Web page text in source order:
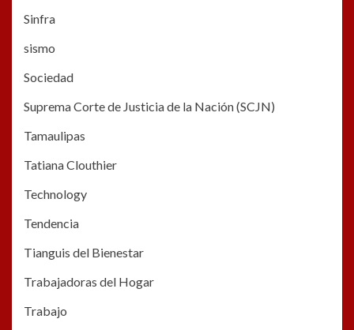
Sinfra
sismo
Sociedad
Suprema Corte de Justicia de la Nación (SCJN)
Tamaulipas
Tatiana Clouthier
Technology
Tendencia
Tianguis del Bienestar
Trabajadoras del Hogar
Trabajo